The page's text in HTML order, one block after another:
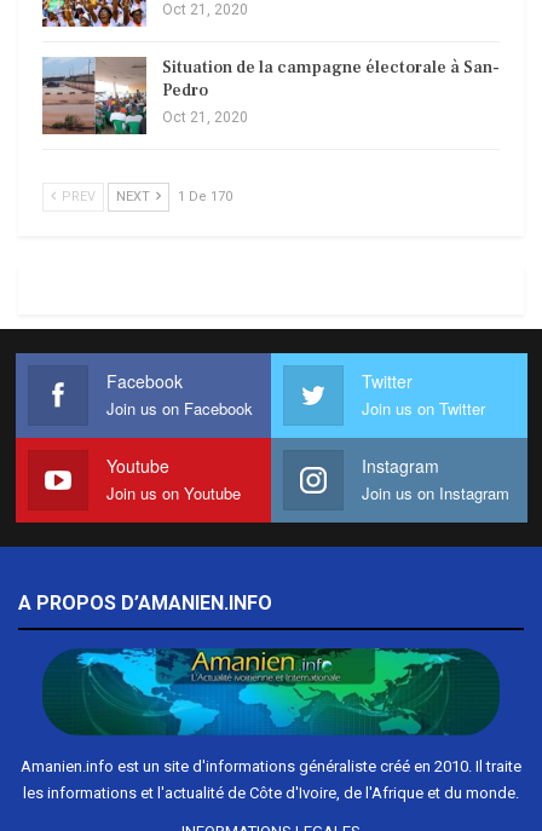
Oct 21, 2020
Situation de la campagne électorale à San-
Pedro
Oct 21, 2020
PREV NEXT 1 De 170
Facebook
Join us on Facebook
Twitter
Join us on Twitter
Youtube
Join us on Youtube
Instagram
Join us on Instagram
A PROPOS D’AMANIEN.INFO
Amanien.info est un site d'informations généraliste créé en 2010. Il traite
les informations et l'actualité de Côte d'Ivoire, de l'Afrique et du monde.